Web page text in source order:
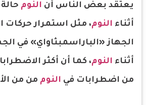
يعتقد بعض الناس أن النوم
أثناء النوم، مثل استمرار حركات
الجهاز «الباراسمبثاواي» في
أثناء النوم، كما أن أكثر
من اضطرابات في النوم من من